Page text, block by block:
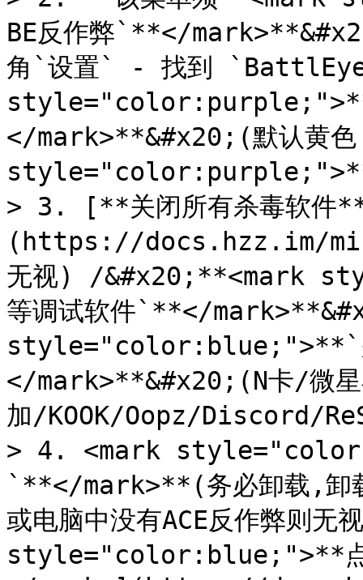
BE反作弊`**</
角`设置` - 找到
</mark>**&#x20;(默认黄色
> 3. [**关闭所有杀毒软件
(https://docs.hzz.im/
无视) /&#x20;**<mark
等调试软件`**</
style="color:blue;">**`
</mark>**&#x20;(N卡/微星
加/KOOK/Oopz/Discord/
> 4. <mark
`**</mark>**(务必卸载,卸
或电脑中没有ACE反作弊则
style="color:blue;">**点击